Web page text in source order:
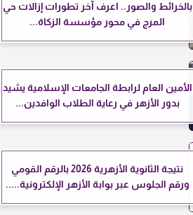
بالخرائط والصور.. اعرف آخر تطورات إزالات حي
المرج في محور مؤسسة الزكاة...
الأمين العام لرابطة الجامعات الإسلامية يشيد
بدور الأزهر في رعاية الطلاب الوافدين...
نتيجة الثانوية الأزهرية 2026 بالرقم القومي
ورقم الجلوس عبر بوابة الأزهر الإلكترونية.....